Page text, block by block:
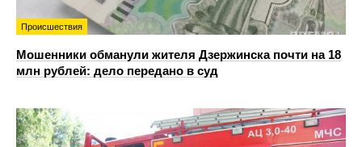
Происшествия
Мошенники обманули жителя Дзержинска почти на 18
млн рублей: дело передано в суд